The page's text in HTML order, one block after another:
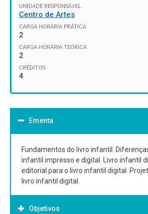
UNIDADE RESPONSÁVEL
Centro de Artes
CARGA HORÁRIA PRÁTICA
2
CARGA HORÁRIA TEÓRICA
2
CRÉDITOS
4
Ementa
Fundamentos do livro infantil.
infantil impresso e digital. Livro infantil
editorial para o livro infantil digital.
livro infantil digital.
Objetivos